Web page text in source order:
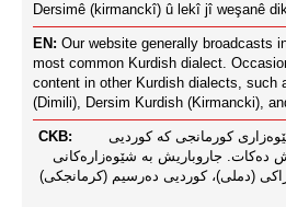
Dersimê (kirmanckî) û lekî jî weşanê
EN: Our website generally broadcasts
most common Kurdish dialect.
content in other Kurdish dialects, such
(Dimili), Dersim Kurdish (Kirmancki),
CKB:
کورمانجی کە کوردیی
دەکات. جاروباریش بە شێوەزارەکانی
(دملی)، کوردیی دەرسیم (کرمانجکی)